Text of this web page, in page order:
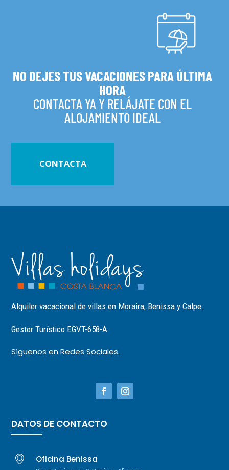
NO DEJES TUS VACACIONES PARA ÚLTIMA
HORA
CONTACTA YA Y RELÁJATE CON EL
ALOJAMIENTO IDEAL
CONTACTA
Alquiler vacacional de villas en Moraira, Benissa y Calpe.
Gestor Turístico EGVT-658-A
Síguenos en Redes Sociales.
DATOS DE CONTACTO
Oficina Benissa